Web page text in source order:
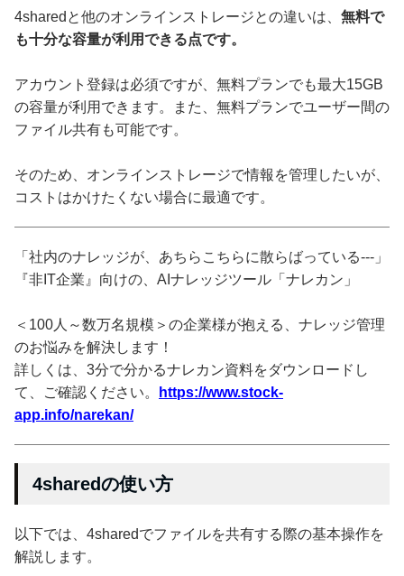
4sharedと他のオンラインストレージとの違いは、 無料で
も十分な容量が利用できる点です。
アカウント登録は必須ですが、無料プランでも最大15GB
の容量が利用できます。また、無料プランでユーザー間の
ファイル共有も可能です。
そのため、オンラインストレージで情報を管理したいが、
コストはかけたくない場合に最適です。
「社内のナレッジが、あちらこちらに散らばっている---」
『非IT企業』向けの、AIナレッジツール「ナレカン」
＜100人～数万名規模＞の企業様が抱える、ナレッジ管理
のお悩みを解決します！
詳しくは、3分で分かるナレカン資料をダウンロードし
て、ご確認ください。
https://www.stock-
app.info/narekan/
4sharedの使い方
以下では、4sharedでファイルを共有する際の基本操作を
解説します。